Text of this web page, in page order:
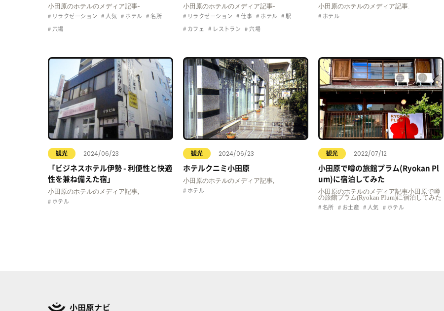
小田原のホテルのメディア記事-
リラクゼーション 人気 ホテル 名所
穴場
小田原のホテルのメディア記事-
リラクゼーション 仕事 ホテル 駅
カフェ レストラン 穴場
小田原のホテルのメディア記事.
ホテル
観光 2024/06/23
「ビジネスホテル伊勢 - 利便性と快適
性を兼ね備えた宿」
小田原のホテルのメディア記事,
ホテル
観光 2024/06/23
ホテルクニミ小田原
小田原のホテルのメディア記事,
ホテル
観光 2022/07/12
小田原で噂の旅館プラム(Ryokan Pl
um)に宿泊してみた
小田原のホテルのメディア記事小田原で噂
の旅館プラム(Ryokan Plum)に宿泊してみた
名所 お土産 人気 ホテル